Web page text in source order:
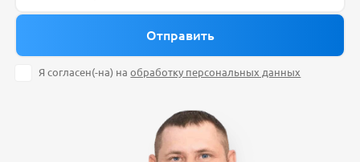
Я согласен(-на) наобработку персональных данных